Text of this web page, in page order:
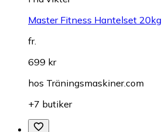
Master Fitness Hantelset 20kg
fr.
699 kr
hos Träningsmaskiner.com
+7 butiker